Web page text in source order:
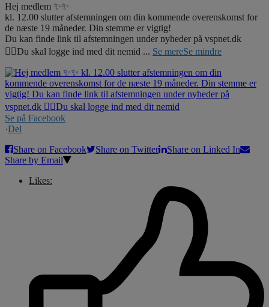
Hej medlem ✨✨
kl. 12.00 slutter afstemningen om din kommende overenskomst for
de næste 19 måneder. Din stemme er vigtig!
Du kan finde link til afstemningen under nyheder på vspnet.dk
☝🏼Du skal logge ind med dit nemid ... Se mereSe mindre
Se på Facebook
·Del
Share on Facebook
Share on Twitter
Share on Linked In
Share by Email
Likes: